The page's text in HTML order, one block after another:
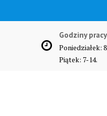
Godziny
Poniedziałek:
Piątek: 7-14.